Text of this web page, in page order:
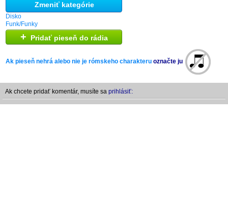
Zmeniť kategórie
Disko
Funk/Funky
+ Pridať pieseň do rádia
Ak pieseň nehrá alebo nie je rómskeho charakteru označte ju
Ak chcete pridať komentár, musíte sa prihlásiť: